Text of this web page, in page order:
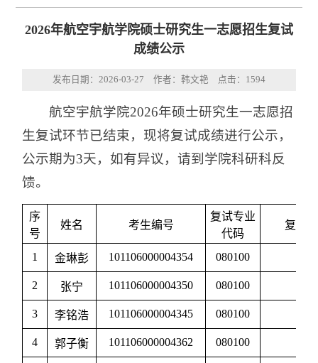
2026年航空宇航学院硕士研究生一志愿招生复试
成绩公示
发布日期：2026-03-27 作者：韩文艳 点击： 1594
航空宇航学院2026年硕士研究生一志愿招
生复试环节已结束，现将复试成绩进行公示，
公示期为3天，如有异议，请到学院科研科反
馈。
序
号
姓名 考生编号
复试专业
代码
复试
1 金琳彭 101106000004354 080100
2 张宁 101106000004350 080100
3 李铭浩 101106000004345 080100
4 郭子衡 101106000004362 080100